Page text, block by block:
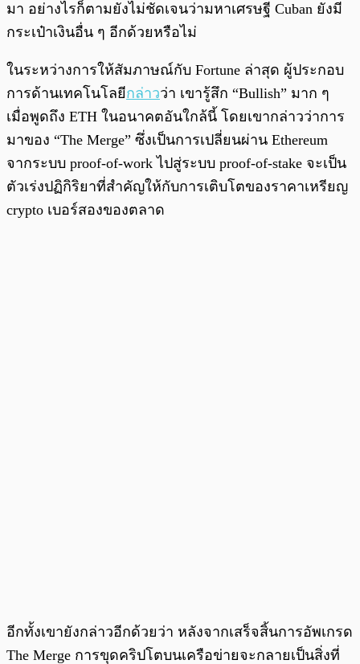
มา อย่างไรก็ตามยังไม่ชัดเจนว่ามหาเศรษฐี Cuban ยังมี
กระเป๋าเงินอื่น ๆ อีกด้วยหรือไม่
ในระหว่างการให้สัมภาษณ์กับ Fortune ล่าสุด ผู้ประกอบ
การด้านเทคโนโลยีกล่าวว่า เขารู้สึก “Bullish” มาก ๆ
เมื่อพูดถึง ETH ในอนาคตอันใกล้นี้ โดยเขากล่าวว่าการ
มาของ “The Merge” ซึ่งเป็นการเปลี่ยนผ่าน Ethereum
จากระบบ proof-of-work ไปสู่ระบบ proof-of-stake จะเป็น
ตัวเร่งปฏิกิริยาที่สำคัญให้กับการเติบโตของราคาเหรียญ
crypto เบอร์สองของตลาด
อีกทั้งเขายังกล่าวอีกด้วยว่า หลังจากเสร็จสิ้นการอัพเกรด
The Merge การขุดคริปโตบนเครือข่ายจะกลายเป็นสิ่งที่